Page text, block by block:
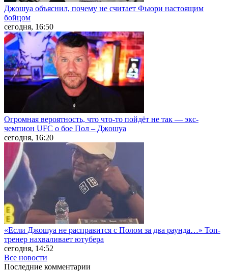
Джошуа объяснил, почему не считает Фьюри настоящим
бойцом
сегодня, 16:50
Огромная вероятность, что что-то пойдёт не так — экс-
чемпион UFC о бое Пол – Джошуа
сегодня, 16:20
«Если Джошуа не расправится с Полом за два раунда…» Топ-
тренер нахваливает ютубера
сегодня, 14:52
Все новости
Последние комментарии